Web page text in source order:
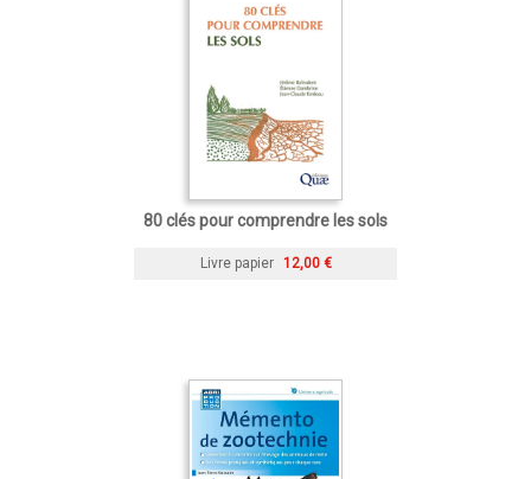
80 clés pour comprendre les sols
Livre papier 12,00 €